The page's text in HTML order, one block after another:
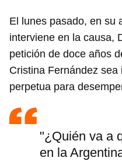
El lunes pasado, en su
interviene en la causa,
petición de doce años
Cristina Fernández
perpetua para
"¿Quién va a
en la